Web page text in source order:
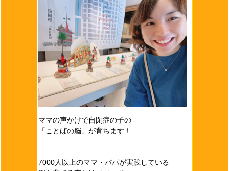
ママの声かけで自閉症の子の
「ことばの脳」が育ちます！
7000人以上のママ・パパが実践している